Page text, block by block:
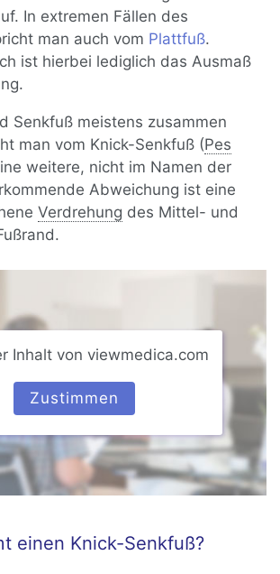
In extremen Fällen des
man auch vom Plattfuß.
ist hierbei lediglich das Ausmaß
Senkfuß meistens zusammen
man vom Knick-Senkfuß (Pes
weitere, nicht im Namen der
Abweichung ist eine
Verdrehung des Mittel- und
Inhalt von viewmedica.com
Zustimmen
einen Knick-Senkfuß?